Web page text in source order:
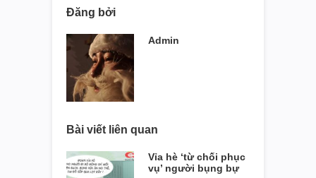
Đăng bởi
Admin
Bài viết liên quan
Vỉa hè ‘từ chối phục
vụ’ người bụng bự